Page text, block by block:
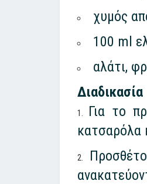
χυμός
100 ml
αλάτι,
Διαδικασία
Για το
κατσαρόλα